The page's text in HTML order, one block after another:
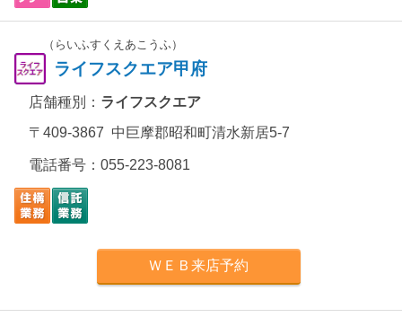
（らいふすくえあこうふ）
ライフスクエア甲府
店舗種別： ライフスクエア
〒409-3867 中巨摩郡昭和町清水新居5-7
電話番号： 055-223-8081
ＷＥＢ来店予約